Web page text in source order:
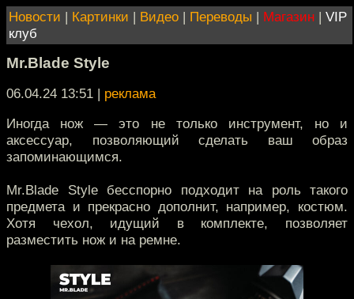
Новости | Картинки | Видео | Переводы | Магазин | VIP
клуб
Mr.Blade Style
06.04.24 13:51 | реклама
Иногда нож — это не только инструмент, но и
аксессуар, позволяющий сделать ваш образ
запоминающимся.
Mr.Blade Style бесспорно подходит на роль такого
предмета и прекрасно дополнит, например, костюм.
Хотя чехол, идущий в комплекте, позволяет
разместить нож и на ремне.